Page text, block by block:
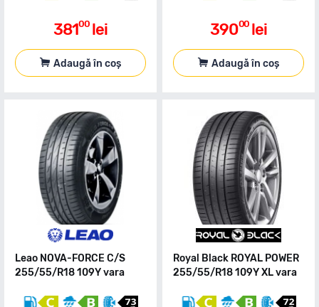
38100 lei
Adaugă în coș
39000 lei
Adaugă în coș
Leao NOVA-FORCE C/S
255/55/R18 109Y vara
Royal Black ROYAL POWER
255/55/R18 109Y XL vara